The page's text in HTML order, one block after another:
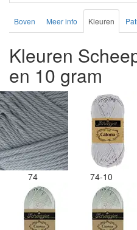
Boven Meer info Kleuren
Kleuren
en 10 gram
74 74-10